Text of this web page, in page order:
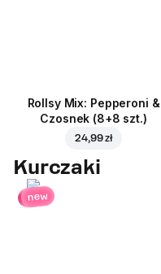
Rollsy Mix: Pepperoni &
Czosnek (8+8 szt.)
24,99 zł
Kurczaki
new